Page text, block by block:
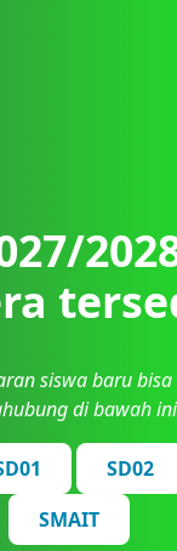
siswa baru
di bawah ini
SD02
SMAIT